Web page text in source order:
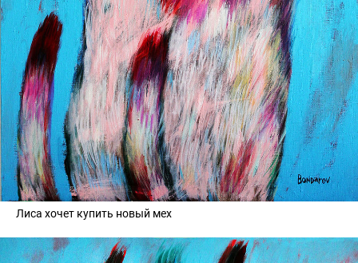
Лиса хочет купить новый мех